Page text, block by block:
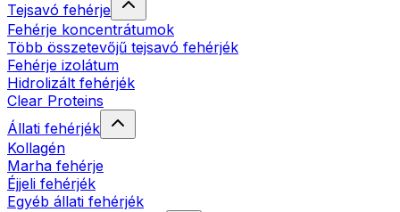
Tejsavó fehérje
Fehérje koncentrátumok
Több összetevőjű tejsavó fehérjék
Fehérje izolátum
Hidrolizált fehérjék
Clear Proteins
Állati fehérjék
Kollagén
Marha fehérje
Éjjeli fehérjék
Egyéb állati fehérjék